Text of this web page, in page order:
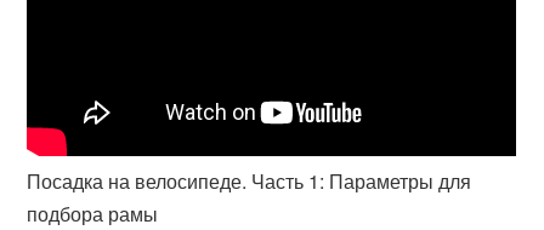
Посадка на велосипеде. Часть 1: Параметры для
подбора рамы